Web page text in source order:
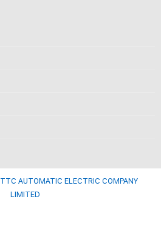
TTC AUTOMATIC ELECTRIC COMPANY
LIMITED